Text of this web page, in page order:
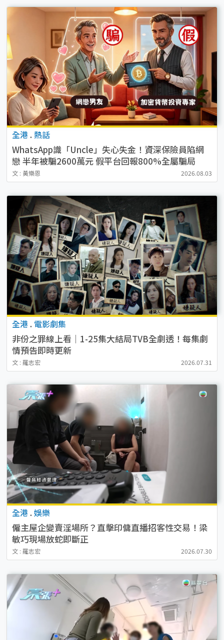
全港 . 熱話
WhatsApp識「Uncle」失心失金！資深保險員陷網
戀 半年被騙2600萬元 假平台回報800%全屬騙局
文 : 黃樂恩 2026.08.03
全港 . 電影劇集
非份之罪線上看｜1-25集大結局TVB全劇透！每集劇
情預告即時更新
文 : 羅志宏 2026.07.31
全港 . 娛樂
僱主屋企變賣淫場所？直擊印傭直播招客性交易！梁
敏巧現場放蛇即斷正
文 : 羅志宏 2026.07.30